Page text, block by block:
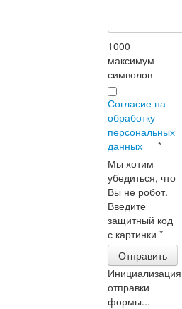
1000
максимум
символов
Согласие на
обработку
персональных
данных
*
Мы хотим
убедиться, что
Вы не робот.
Введите
защитный код
с картинки*
Отправить
Инициализация
отправки
формы...